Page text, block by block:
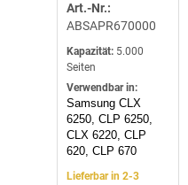
Art.-Nr.:
ABSAPR670000
Kapazität: 5.000
Seiten
Verwendbar in:
Samsung CLX
6250, CLP 6250,
CLX 6220, CLP
620, CLP 670
Lieferbar in 2-3